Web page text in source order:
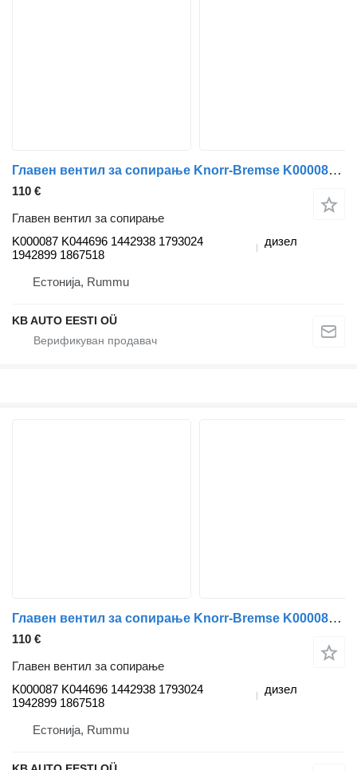
Главен вентил за сопирање Knorr-Bremse K000087 K044696 за камион Scania P G R T-series (2004-2017)
110 €
Главен вентил за сопирање
K000087 K044696 1442938 1793024
1942899 1867518
дизел
Естонија, Rummu
KB AUTO EESTI OÜ
Главен вентил за сопирање Knorr-Bremse K000087 K044696 за камион Scania P,G,R,T-series (2004-2017)
110 €
Главен вентил за сопирање
K000087 K044696 1442938 1793024
1942899 1867518
дизел
Естонија, Rummu